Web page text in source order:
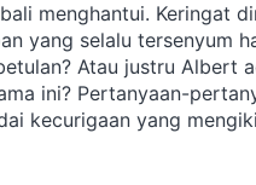
menghantui. Keringat
yang selalu tersenyum
Atau justru Albert
ini? Pertanyaan-
kecurigaan yang